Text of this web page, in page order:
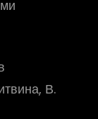
В.